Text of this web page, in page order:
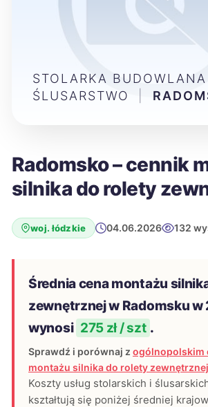
Radomsko – cennik
silnika do rolety
woj. łódzkie 04.06.2026 132
Średnia cena montażu
zewnętrznej w Radomsku w
wynosi 275 zł / szt .
Sprawdź i porównaj z ogólnopolskim
montażu silnika do rolety zewnętrznej
Koszty usług stolarskich i
kształtują się poniżej średniej
STOLARKA BUDOWLANA
ŚLUSARSTWO